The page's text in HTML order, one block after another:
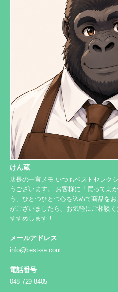
けん蔵
店長の一言メモ いつもベストセレク
うございます。 お客様に「買ってよ
う、ひとつひとつ心を込めて商品を
がございましたら、お気軽にご相談
すすめします！
メールアドレス
info@best-se.com
電話番号
048-729-8405